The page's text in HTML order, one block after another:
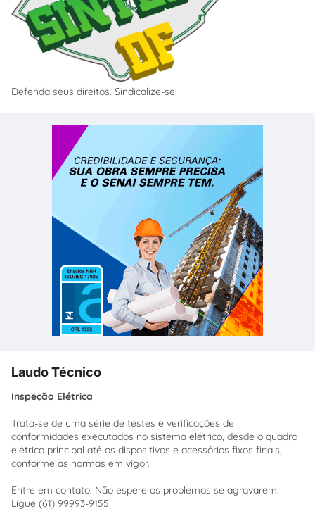
Defenda seus direitos. Sindicalize-se!
Laudo Técnico
Inspeção Elétrica
Trata-se de uma série de testes e verificações de
conformidades executados no sistema elétrico, desde o quadro
elétrico principal até os dispositivos e acessórios fixos finais,
conforme as normas em vigor.
Entre em contato. Não espere os problemas se agravarem.
Ligue (61) 99993-9155